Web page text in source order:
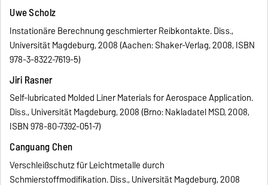
Uwe Scholz
Instationäre Berechnung geschmierter Reibkontakte. Diss.,
Universität Magdeburg, 2008 (Aachen: Shaker-Verlag, 2008, ISBN
978-3-8322-7619-5)
Jiri Rasner
Self-lubricated Molded Liner Materials for Aerospace Application.
Diss., Universität Magdeburg, 2008 (Brno: Nakladatel MSD, 2008,
ISBN 978-80-7392-051-7)
Canguang Chen
Verschleißschutz für Leichtmetalle durch
Schmierstoffmodifikation. Diss., Universität Magdeburg, 2008